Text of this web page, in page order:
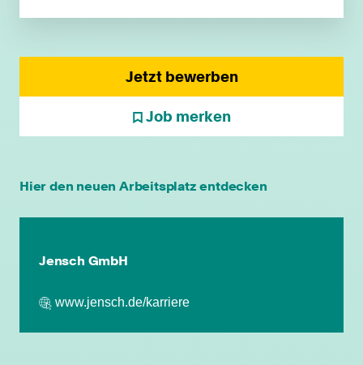
Jetzt bewerben
Job merken
Hier den neuen Arbeitsplatz entdecken
Jensch GmbH
www.jensch.de/karriere
persönliche Mandantenbeziehung
Zusatzleistungen/Mitarbeiterrabatte